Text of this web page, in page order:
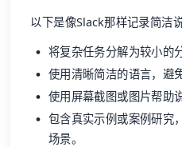
以下是像Slack那样记录简洁
将复杂任务分解为较小的
使用清晰简洁的语言，避
使用屏幕截图或图片帮助
包含真实示例或案例研究
场景。